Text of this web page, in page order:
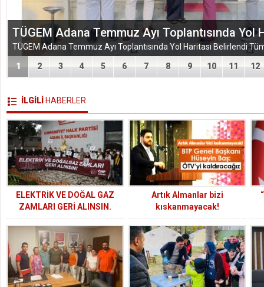
EĞİTİM-BİR-SEN ADANA ŞUBESİ’NDEN
VEFA VE DAYANIŞMA ÇIKARMASI
1 2 3 4 5 6 7 8 9 10 11 12
İLGİLİHABERLER
ELEKTRİK VE DOĞAL GAZ
ZAMLARI GERİ ALINSIN.
Artık Almanlar bizi
kıskanmayacak!